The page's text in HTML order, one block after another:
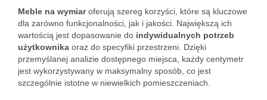
Meble na wymiaroferują szereg korzyści, które są kluczowe
dla zarówno funkcjonalności, jak i jakości. Największą ich
wartością jest dopasowanie do indywidualnych potrzeb
użytkownika oraz do specyfiki przestrzeni. Dzięki
przemyślanej analizie dostępnego miejsca, każdy centymetr
jest wykorzystywany w maksymalny sposób, co jest
szczególnie istotne w niewielkich pomieszczeniach.